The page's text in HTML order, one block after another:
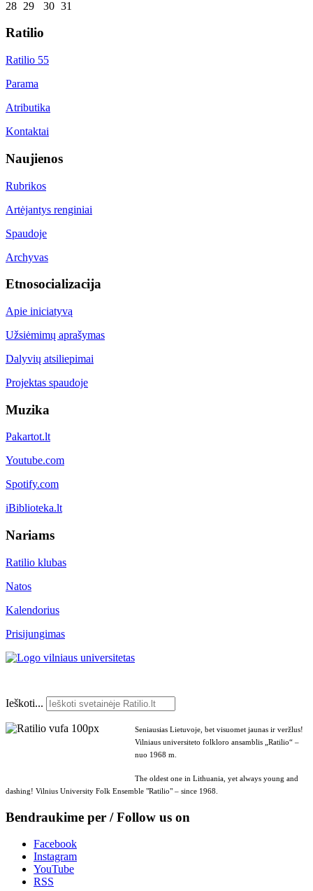
28 29 30 31
Ratilio
Ratilio 55
Parama
Atributika
Kontaktai
Naujienos
Rubrikos
Artėjantys renginiai
Spaudoje
Archyvas
Etnosocializacija
Apie iniciatyvą
Užsiėmimų aprašymas
Dalyvių atsiliepimai
Projektas spaudoje
Muzika
Pakartot.lt
Youtube.com
Spotify.com
iBiblioteka.lt
Nariams
Ratilio klubas
Natos
Kalendorius
Prisijungimas
Ieškoti...
Seniausias Lietuvoje, bet visuomet jaunas ir veržlus!
Vilniaus universiteto folkloro ansamblis „Ratilio“ –
nuo 1968 m.
The oldest one in Lithuania, yet always young and
dashing! Vilnius University Folk Ensemble "Ratilio" – since 1968.
Bendraukime per / Follow us on
Facebook
Instagram
YouTube
RSS